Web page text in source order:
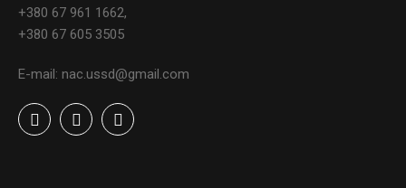
+380 67 961 1662,
+380 67 605 3505
E-mail: nac.ussd@gmail.com